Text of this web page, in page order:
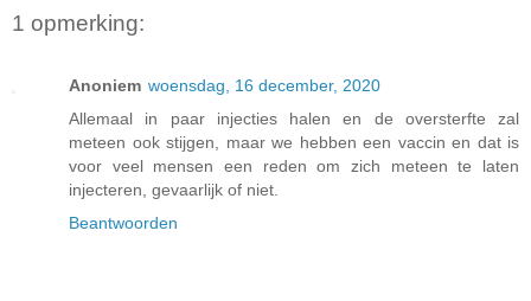
1 opmerking:
Anoniem woensdag, 16 december, 2020
Allemaal in paar injecties halen en de oversterfte zal
meteen ook stijgen, maar we hebben een vaccin en dat is
voor veel mensen een reden om zich meteen te laten
injecteren, gevaarlijk of niet.
Beantwoorden